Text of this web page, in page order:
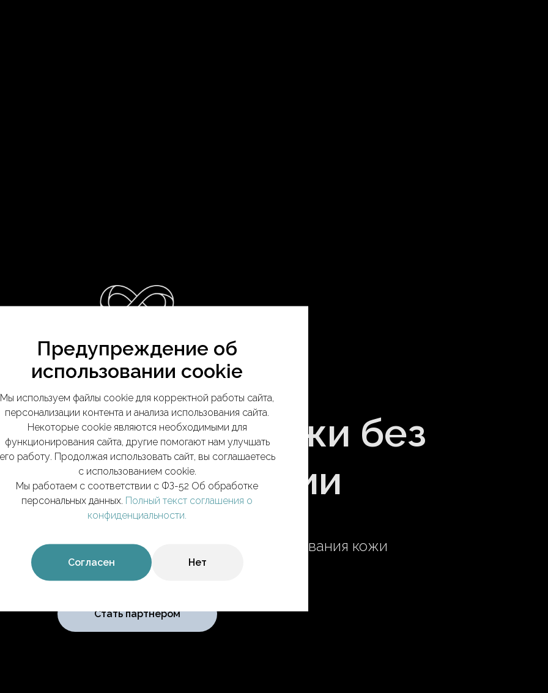
Предупреждение об
использовании cookie
Мы используем файлы cookie для корректной работы сайта,
персонализации контента и анализа использования сайта.
Некоторые cookie являются необходимыми для
функционирования сайта, другие помогают нам улучшать
его работу. Продолжая использовать сайт, вы соглашаетесь
с использованием cookie.
Мы работаем с соответствии с ФЗ-52 Об обработке
персональных данных. Полный текст соглашения о
конфиденциальности.
Согласен Нет
– сияние кожи без
и реабилитации
методика бережного ремоделирования кожи
Стать партнером